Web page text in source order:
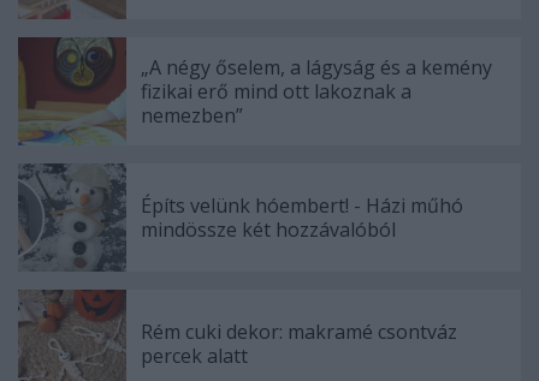
„A négy őselem, a lágyság és a kemény
fizikai erő mind ott lakoznak a
nemezben”
Építs velünk hóembert! - Házi műhó
mindössze két hozzávalóból
Rém cuki dekor: makramé csontváz
percek alatt